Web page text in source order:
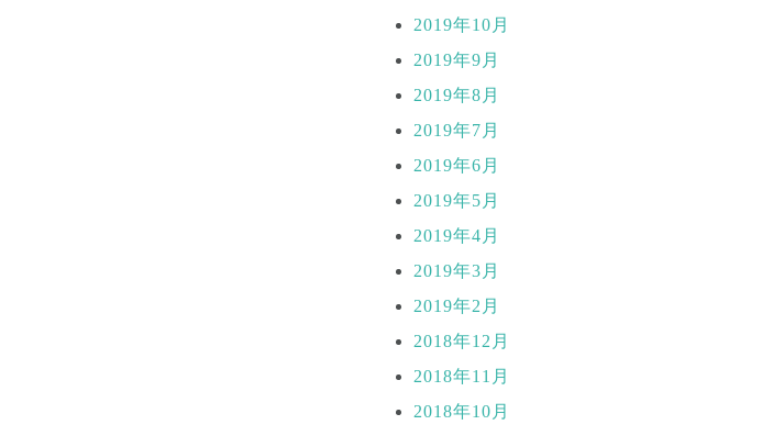
2019年10月
2019年9月
2019年8月
2019年7月
2019年6月
2019年5月
2019年4月
2019年3月
2019年2月
2018年12月
2018年11月
2018年10月